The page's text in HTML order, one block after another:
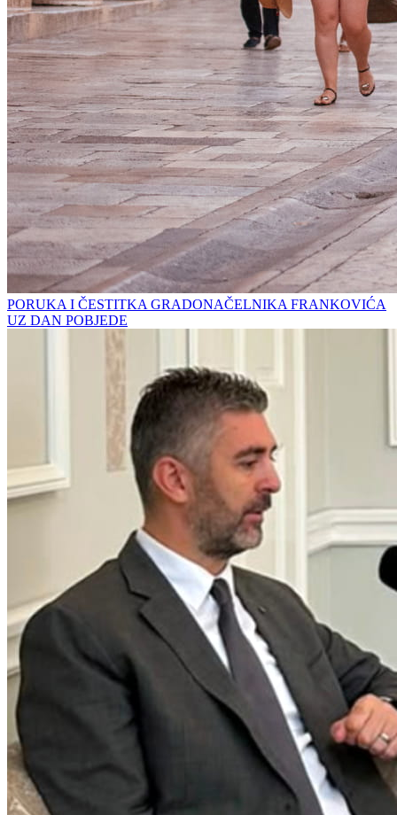
PORUKA I ČESTITKA GRADONAČELNIKA FRANKOVIĆA
UZ DAN POBJEDE